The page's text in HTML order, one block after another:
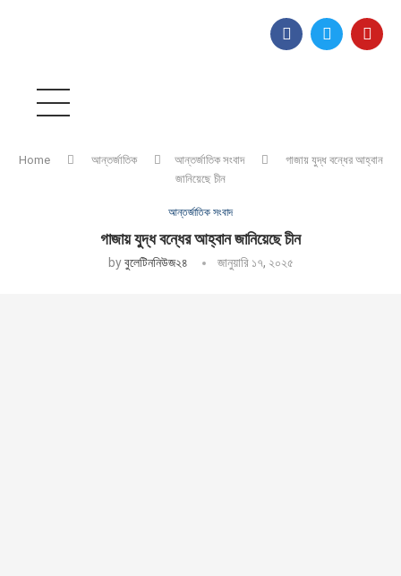
Home আন্তর্জাতিক আন্তর্জাতিক সংবাদ
গাজায় যুদ্ধ বন্ধের আহ্বান
জানিয়েছে চীন
আন্তর্জাতিক সংবাদ
গাজায় যুদ্ধ বন্ধের আহ্বান জানিয়েছে চীন
byবুলেটিননিউজ২৪ জানুয়ারি ১৭, ২০২৫